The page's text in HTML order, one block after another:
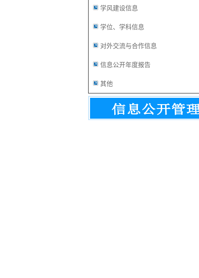
学风建设信息
学位、学科信息
对外交流与合作信息
信息公开年度报告
其他